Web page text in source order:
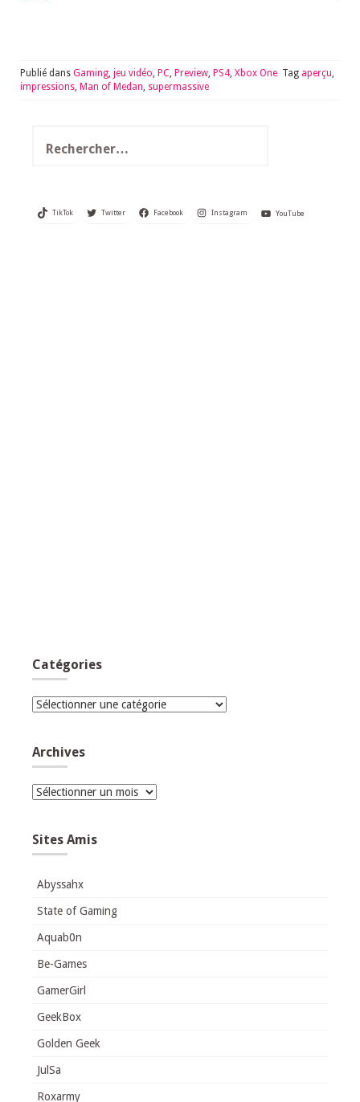
Publié dans Gaming, jeu vidéo, PC, Preview, PS4, Xbox One Tag aperçu,
impressions, Man of Medan, supermassive
TikTok Twitter Facebook Instagram YouTube
Catégories
Catégories
Archives
Archives
Sites Amis
Abyssahx
State of Gaming
Aquab0n
Be-Games
GamerGirl
GeekBox
Golden Geek
JulSa
Roxarmy